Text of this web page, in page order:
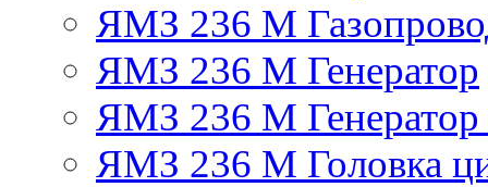
ЯМЗ 236 М
ЯМЗ 236 М Генератор
ЯМЗ 236 М Генератор
ЯМЗ 236 М Головка